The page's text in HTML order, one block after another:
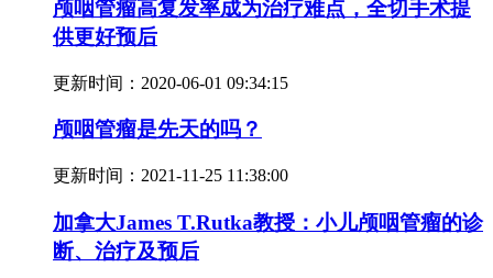
颅咽管瘤高复发率成为治疗难点，全切手术提
供更好预后
更新时间： 2020-06-01 09:34:15
颅咽管瘤是先天的吗？
更新时间： 2021-11-25 11:38:00
加拿大James T.Rutka教授：小儿颅咽管瘤的诊
断、治疗及预后